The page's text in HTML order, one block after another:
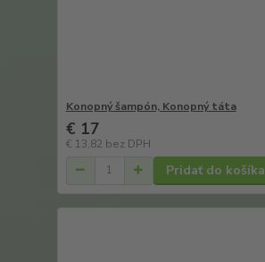
Konopný šampón, Konopný táta
€ 17
€ 13,82 bez DPH
Pridať do košíka